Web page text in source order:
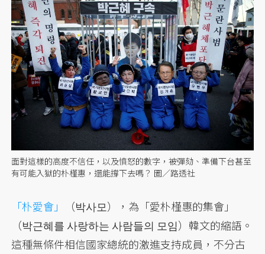
面對這樣的高度不信任，以及憤怒的數字，被彈劾、準備下台甚至
有可能入獄的朴槿惠，還能撐下去嗎？ 圖／路透社
「朴愛會」
（박사모），為「愛朴槿惠的集會」
（박근혜를 사랑하는 사람들의 모임）韓文的縮語。
這種無條件相信國家總統的激進支持成員，不分古